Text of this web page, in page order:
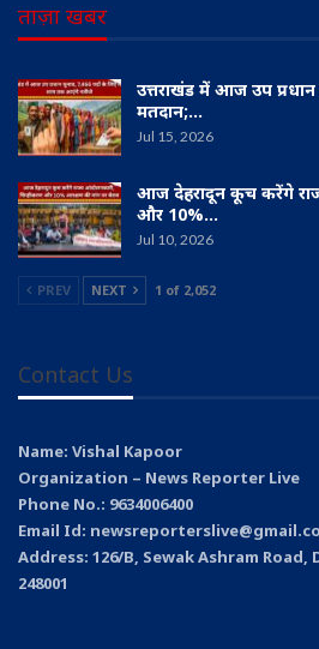
ताज़ा खबर
उत्तराखंड में आज उप
मतदान;…
Jul 15, 2026
आज देहरादून कूच करेंगे
और 10%…
Jul 10, 2026
PREV NEXT 1 of 2,052
Contact Us
Name: Vishal Kapoor
Organization – News Reporter Live
Phone No.: 9634006400
Email Id:
Address: 126/B, Sewak Ashram
248001